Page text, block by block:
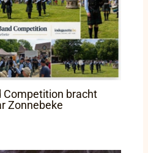
Competition bracht
Zonnebeke